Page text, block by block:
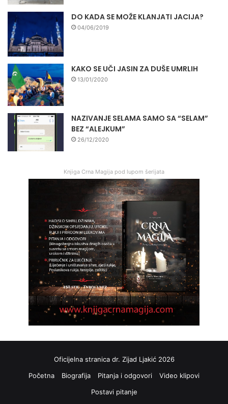
DO KADA SE MOŽE KLANJATI JACIJA?
04/06/2019
KAKO SE UČI JASIN ZA DUŠE UMRLIH
13/01/2020
NAZIVANJE SELAMA SAMO SA “SELAM”
BEZ “ALEJKUM”
26/12/2020
Knjiga Crna Magija pod lupom šerijata
Oficijelna stranica dr. Zijad Ljakić 2026
Početna
Biografija Pitanja i odgovori
Video klipovi
Postavi pitanje